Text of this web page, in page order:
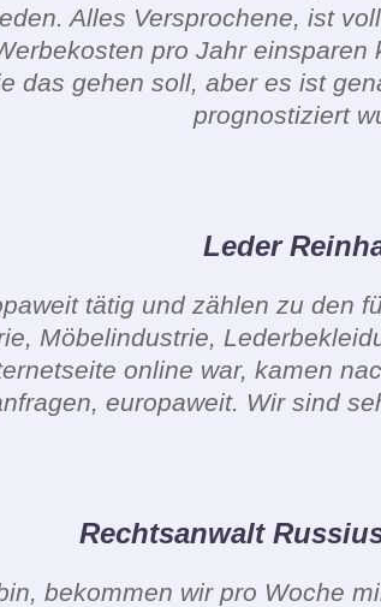
Alles Versprochene, ist
pro Jahr
das gehen soll, aber es ist
prognostiziert
Leder
tätig und zählen zu den
Möbelindustrie,
online war, kamen
europaweit. Wir sind
Rechtsanwalt
bekommen wir pro Woche